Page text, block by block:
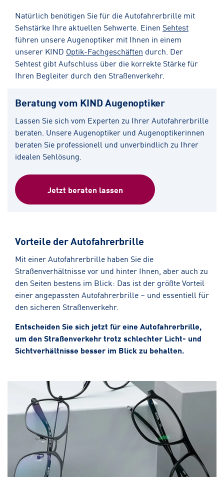
Natürlich benötigen Sie für die Autofahrerbrille mit
Sehstärke Ihre aktuellen Sehwerte. Einen Sehtest
führen unsere Augenoptiker mit Ihnen in einem
unserer KIND Optik-Fachgeschäften durch. Der
Sehtest gibt Aufschluss über die korrekte Stärke für
Ihren Begleiter durch den Straßenverkehr.
Beratung vom KIND Augenoptiker
Lassen Sie sich vom Experten zu Ihrer Autofahrerbrille
beraten. Unsere Augenoptiker und Augenoptikerinnen
beraten Sie professionell und unverbindlich zu Ihrer
idealen Sehlösung.
Jetzt beraten lassen
Vorteile der Autofahrerbrille
Mit einer Autofahrerbrille haben Sie die
Straßenverhältnisse vor und hinter Ihnen, aber auch zu
den Seiten bestens im Blick: Das ist der größte Vorteil
einer angepassten Autofahrerbrille – und essentiell für
den sicheren Straßenverkehr.
Entscheiden Sie sich jetzt für eine Autofahrerbrille,
um den Straßenverkehr trotz schlechter Licht- und
Sichtverhältnisse besser im Blick zu behalten.